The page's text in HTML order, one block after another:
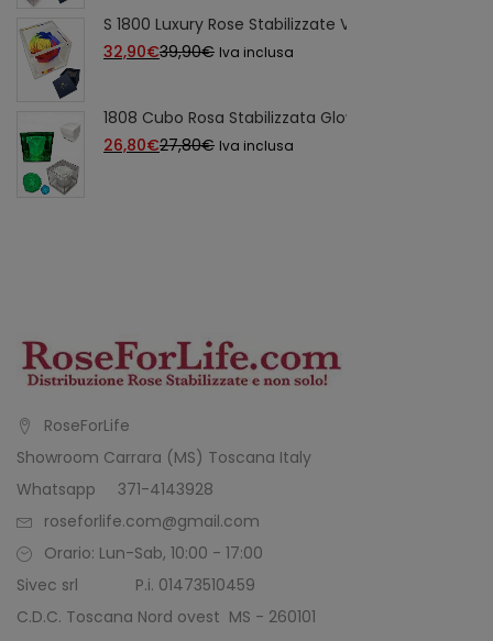
è:
originale
S 1800 Luxury Rose Stabilizzate Vere in Cubo più
32,90€Il
attuale
è:
39,90€ Il
originale
era:
Iva inclusa
1808 Cubo Rosa Stabilizzata Glow fosforescente
26,80€Il
27,80€ IlIva inclusa
RoseForLife
Showroom Carrara (MS) Toscana Italy
Whatsapp 371-4143928
roseforlife.com@gmail.com
Orario: Lun-Sab, 10:00 - 17:00
Sivec srl P.i. 01473510459
C.D.C. Toscana Nord ovest MS - 260101